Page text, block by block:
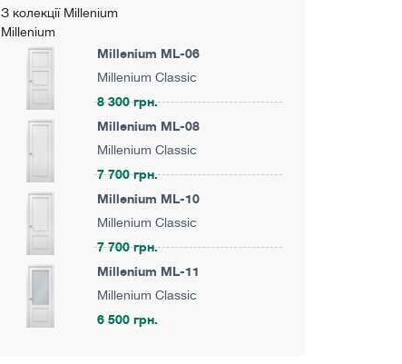
З колекції Millenium
Millenium
Millenium ML-06
Millenium Classic
8 300 грн.
Millenium ML-08
Millenium Classic
7 700 грн.
Millenium ML-10
Millenium Classic
7 700 грн.
Millenium ML-11
Millenium Classic
6 500 грн.